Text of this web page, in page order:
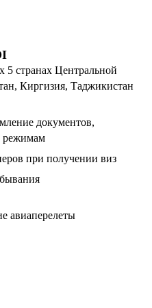
5 странах Центральной
Киргизия, Таджикистан
документов,
режимам
при получении виз